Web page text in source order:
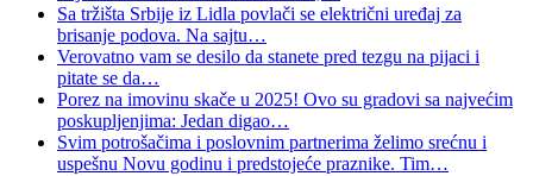
Sa tržišta Srbije iz Lidla povlači se električni uređaj za
brisanje podova. Na sajtu…
Verovatno vam se desilo da stanete pred tezgu na pijaci i
pitate se da…
Porez na imovinu skače u 2025! Ovo su gradovi sa najvećim
poskupljenjima: Jedan digao…
Svim potrošačima i poslovnim partnerima želimo srećnu i
uspešnu Novu godinu i predstojeće praznike. Tim…